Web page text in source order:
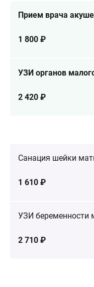
Прием врача
1 800 ₽
УЗИ органов
2 420 ₽
Санация шейки
1 610 ₽
УЗИ беременности
2 710 ₽